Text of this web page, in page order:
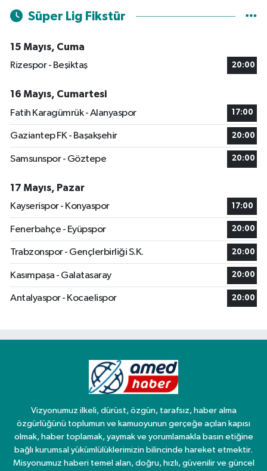
Süper Lig Fikstür
15 Mayıs, Cuma
Rizespor - Beşiktaş
20:00
16 Mayıs, Cumartesi
Fatih Karagümrük - Alanyaspor
17:00
Gaziantep FK - Başakşehir 20:00
Samsunspor - Göztepe 20:00
17 Mayıs, Pazar
Kayserispor - Konyaspor
17:00
Fenerbahçe - Eyüpspor 20:00
Trabzonspor - Gençlerbirliği S.K. 20:00
Kasımpaşa - Galatasaray 20:00
Antalyaspor - Kocaelispor 20:00
Vizyonumuz ilkeli, dürüst, özgün, tarafsız, haber alma
özgürlüğünü toplumun ve kamuoyunun gerçeğe açılan kapısı
olmak, haber toplamak, yaymak ve yorumlamakla basın etiğine
bağlı kurumsal yükümlülüklerimizin bilincinde hareket etmektir.
Misyonumuz haberi temel alan, doğru, hızlı, güvenilir ve güncel